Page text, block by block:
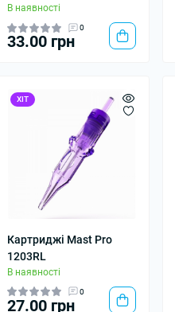
В наявності
0
33.00 грн
ХІТ
Картриджі Mast Pro
1203RL
В наявності
0
27.00 грн